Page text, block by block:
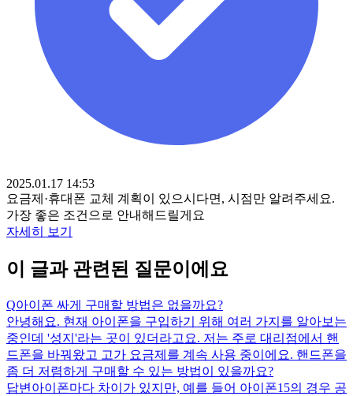
2025.01.17 14:53
요금제·휴대폰 교체 계획이 있으시다면, 시점만 알려주세요.
가장 좋은 조건으로 안내해드릴게요
자세히 보기
이 글과 관련된 질문이에요
Q아이폰 싸게 구매할 방법은 없을까요?
안녕해요. 현재 아이폰을 구입하기 위해 여러 가지를 알아보는
중인데 '성지'라는 곳이 있더라고요. 저는 주로 대리점에서 핸
드폰을 바꿔왔고 고가 요금제를 계속 사용 중이에요. 핸드폰을
좀 더 저렴하게 구매할 수 있는 방법이 있을까요?
답변 아이폰마다 차이가 있지만, 예를 들어 아이폰15의 경우 공